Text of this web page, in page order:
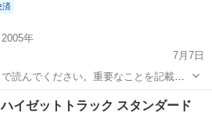
済
2005年
7月7日
読んでください。重要なことを記載し
を質問しないで下さい。 🔹車両情
駅 ハイゼット 車両
イゼットトラック スタンダード